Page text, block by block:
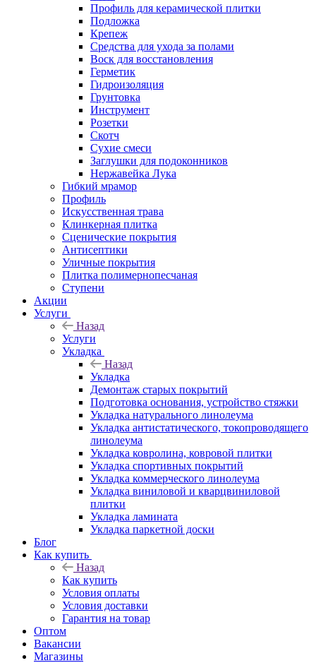
Профиль для керамической плитки
Подложка
Крепеж
Средства для ухода за полами
Воск для восстановления
Герметик
Гидроизоляция
Грунтовка
Инструмент
Розетки
Скотч
Сухие смеси
Заглушки для подоконников
Нержавейка Лука
Гибкий мрамор
Профиль
Искусственная трава
Клинкерная плитка
Сценические покрытия
Антисептики
Уличные покрытия
Плитка полимернопесчаная
Ступени
Акции
Услуги
Назад
Услуги
Укладка
Назад
Укладка
Демонтаж старых покрытий
Подготовка основания, устройство стяжки
Укладка натурального линолеума
Укладка антистатического, токопроводящего
линолеума
Укладка ковролина, ковровой плитки
Укладка спортивных покрытий
Укладка коммерческого линолеума
Укладка виниловой и кварцвиниловой
плитки
Укладка ламината
Укладка паркетной доски
Блог
Как купить
Назад
Как купить
Условия оплаты
Условия доставки
Гарантия на товар
Оптом
Вакансии
Магазины